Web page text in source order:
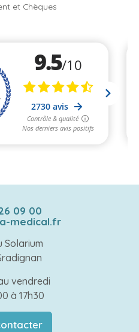
et Chèques
09 00
medical.fr
Solarium
vendredi
à 17h30